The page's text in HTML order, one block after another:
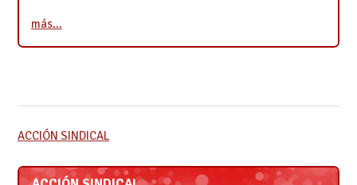
más…
ACCIÓN SINDICAL